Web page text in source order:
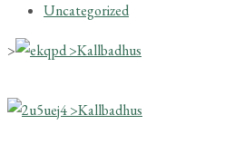
Uncategorized
>